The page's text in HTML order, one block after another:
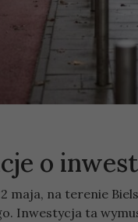
o
maja, na terenie
Inwestycja ta